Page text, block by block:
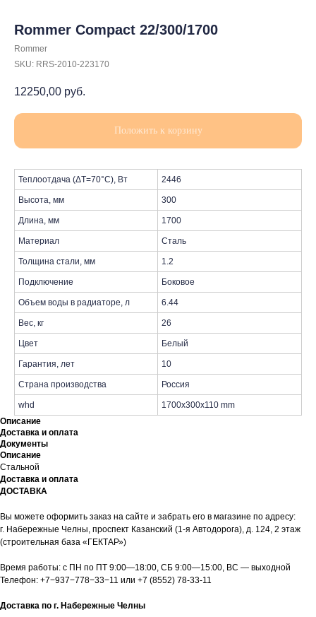
Rommer Compact 22/300/1700
Rommer
SKU: RRS-2010-223170
12250,00 руб.
Положить к корзину
Теплоотдача (ΔT=70°C), Вт 2446
Высота, мм 300
Длина, мм 1700
Материал Сталь
Толщина стали, мм 1.2
Подключение Боковое
Объем воды в радиаторе, л 6.44
Вес, кг 26
Цвет Белый
Гарантия, лет 10
Страна производства Россия
whd
1700x300x110 mm
Описание
Доставка и оплата
Документы
Описание
Стальной
Доставка и оплата
ДОСТАВКА
Вы можете оформить заказ на сайте и забрать его в магазине по адресу:
г. Набережные Челны, проспект Казанский (1-я Автодорога), д. 124, 2 этаж
(строительная база «ГЕКТАР»)
Время работы: с ПН по ПТ 9:00—18:00, СБ 9:00—15:00, ВС — выходной
Телефон: +7−937−778−33−11 или +7 (8552) 78-33-11
Доставка по г. Набережные Челны